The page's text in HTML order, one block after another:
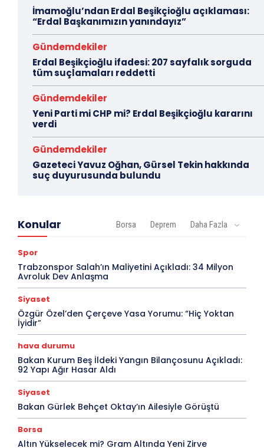
İmamoğlu’ndan Erdal Beşikçioğlu açıklaması:
“Erdal Başkanımızın yanındayız”
Gündemdekiler
Erdal Beşikçioğlu ifadesi: 207 sayfalık sorguda
tüm suçlamaları reddetti
Gündemdekiler
Yeni Parti mi CHP mi? Erdal Beşikçioğlu kararını
verdi
Gündemdekiler
Gazeteci Yavuz Oğhan, Gürsel Tekin hakkında
suç duyurusunda bulundu
Konular Borsa Deprem Daha Fazla
Spor
Trabzonspor Salah’ın Maliyetini Açıkladı: 34 Milyon
Avroluk Dev Anlaşma
Siyaset
Özgür Özel’den Çerçeve Yasa Yorumu: “Hiç Yoktan
İyidir”
hava durumu
Bakan Kurum Beş İldeki Yangın Bilançosunu Açıkladı:
92 Yapı Ağır Hasar Aldı
Siyaset
Bakan Gürlek Behçet Oktay’ın Ailesiyle Görüştü
Borsa
Altın Yükselecek mi? Gram Altında Yeni Zirve